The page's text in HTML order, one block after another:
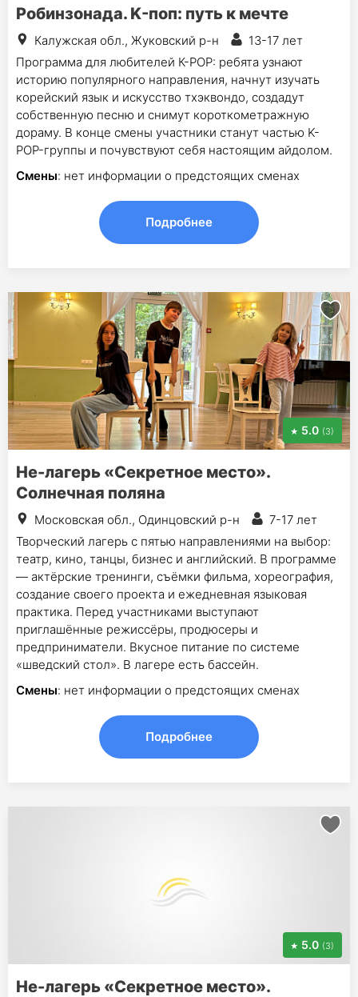
Робинзонада. K-поп: путь к мечте
Калужская обл., Жуковский р-н
13-17 лет
Программа для любителей К-РОР: ребята узнают
историю популярного направления, начнут изучать
корейский язык и искусство тхэквондо, создадут
собственную песню и снимут короткометражную
дораму. В конце смены участники станут частью K-
POP-группы и почувствуют себя настоящим айдолом.
Смены: нет информации о предстоящих сменах
Подробнее
5.0 (3)
Не-лагерь «Секретное место».
Солнечная поляна
Московская обл., Одинцовский р-н
7-17 лет
Творческий лагерь с пятью направлениями на выбор:
театр, кино, танцы, бизнес и английский. В программе
— актёрские тренинги, съёмки фильма, хореография,
создание своего проекта и ежедневная языковая
практика. Перед участниками выступают
приглашённые режиссёры, продюсеры и
предприниматели. Вкусное питание по системе
«шведский стол». В лагере есть бассейн.
Смены: нет информации о предстоящих сменах
Подробнее
5.0 (3)
Не-лагерь «Секретное место».